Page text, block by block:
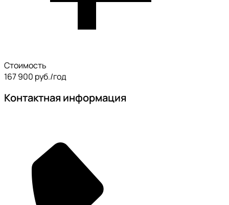
Стоимость
167 900 руб./год
Контактная информация